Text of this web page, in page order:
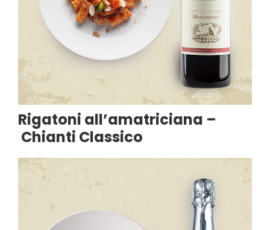
Rigatoni all’amatriciana –
Chianti Classico